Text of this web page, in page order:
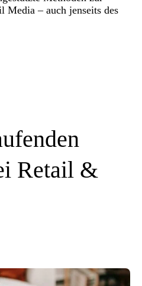
Media – auch jenseits des
Retail &